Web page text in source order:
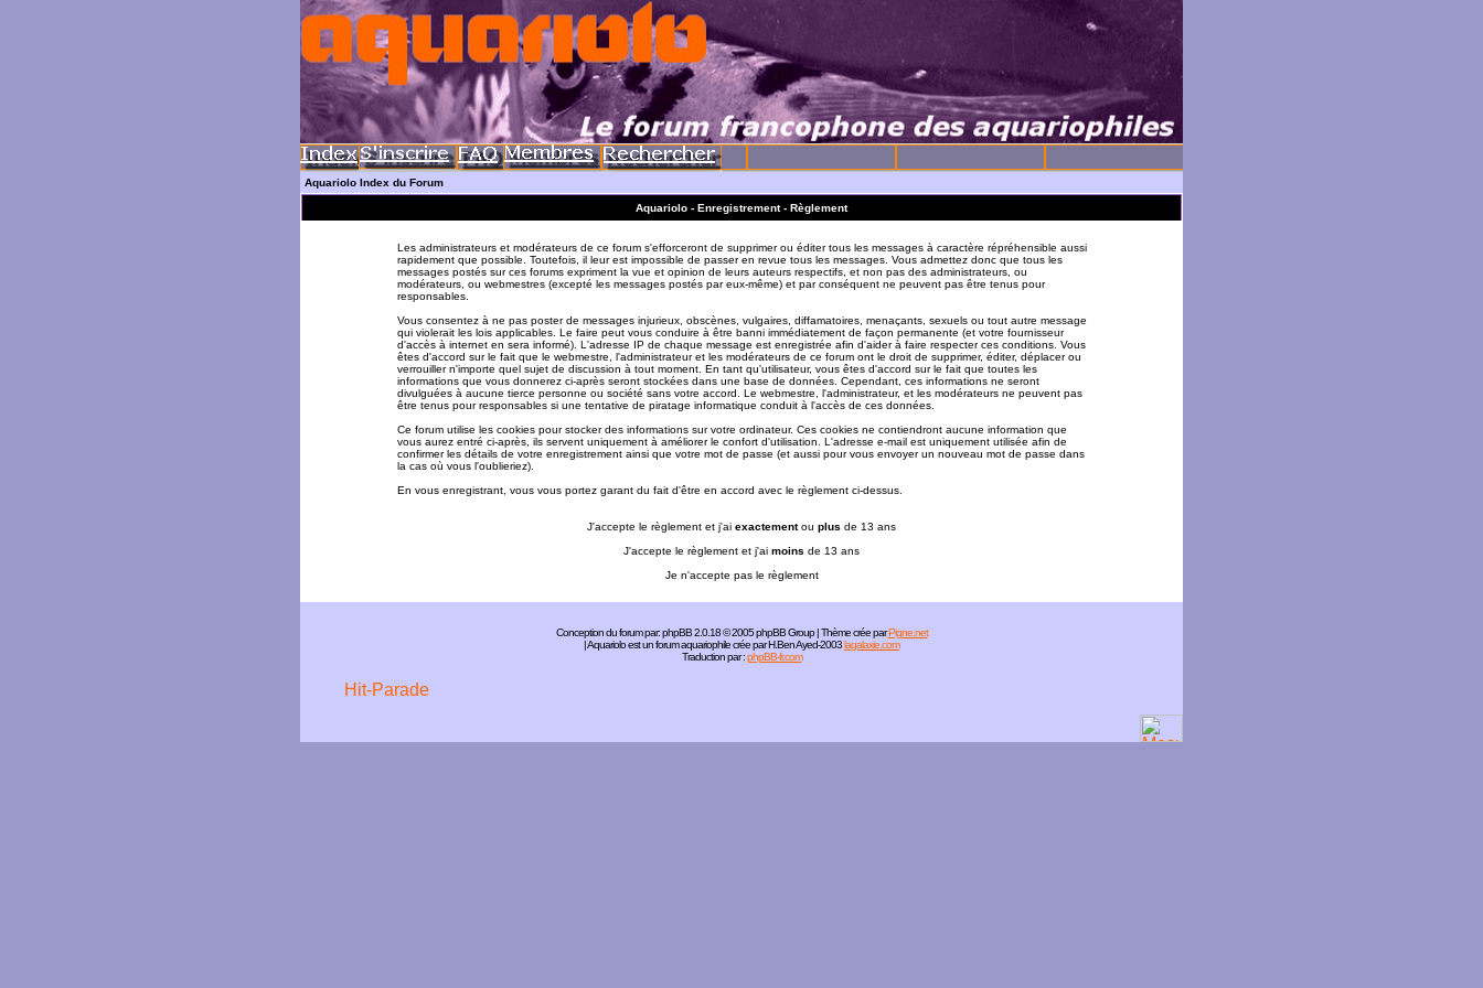
Aquariolo Index du Forum
Aquariolo - Enregistrement - Règlement
Les administrateurs et modérateurs de ce forum s'efforceront de supprimer ou éditer tous les messages à caractère répréhensible aussi
rapidement que possible. Toutefois, il leur est impossible de passer en revue tous les messages. Vous admettez donc que tous les
messages postés sur ces forums expriment la vue et opinion de leurs auteurs respectifs, et non pas des administrateurs, ou
modérateurs, ou webmestres (excepté les messages postés par eux-même) et par conséquent ne peuvent pas être tenus pour
responsables.
Vous consentez à ne pas poster de messages injurieux, obscènes, vulgaires, diffamatoires, menaçants, sexuels ou tout autre message
qui violerait les lois applicables. Le faire peut vous conduire à être banni immédiatement de façon permanente (et votre fournisseur
d'accès à internet en sera informé). L'adresse IP de chaque message est enregistrée afin d'aider à faire respecter ces conditions. Vous
êtes d'accord sur le fait que le webmestre, l'administrateur et les modérateurs de ce forum ont le droit de supprimer, éditer, déplacer ou
verrouiller n'importe quel sujet de discussion à tout moment. En tant qu'utilisateur, vous êtes d'accord sur le fait que toutes les
informations que vous donnerez ci-après seront stockées dans une base de données. Cependant, ces informations ne seront
divulguées à aucune tierce personne ou société sans votre accord. Le webmestre, l'administrateur, et les modérateurs ne peuvent pas
être tenus pour responsables si une tentative de piratage informatique conduit à l'accès de ces données.
Ce forum utilise les cookies pour stocker des informations sur votre ordinateur. Ces cookies ne contiendront aucune information que
vous aurez entré ci-après, ils servent uniquement à améliorer le confort d'utilisation. L'adresse e-mail est uniquement utilisée afin de
confirmer les détails de votre enregistrement ainsi que votre mot de passe (et aussi pour vous envoyer un nouveau mot de passe dans
la cas où vous l'oublieriez).
En vous enregistrant, vous vous portez garant du fait d'être en accord avec le règlement ci-dessus.
J'accepte le règlement et j'ai exactementou plus de 13 ans
J'accepte le règlement et j'ai moins de 13 ans
Je n'accepte pas le règlement
Conception du forum par:phpBB2.0.18 © 2005 phpBB Group | Thème crée parPigne.net
| Aquariolo est un forum aquariophile crée par H.Ben Ayed-2003lagalaxie.com
Traduction par :phpBB-fr.com